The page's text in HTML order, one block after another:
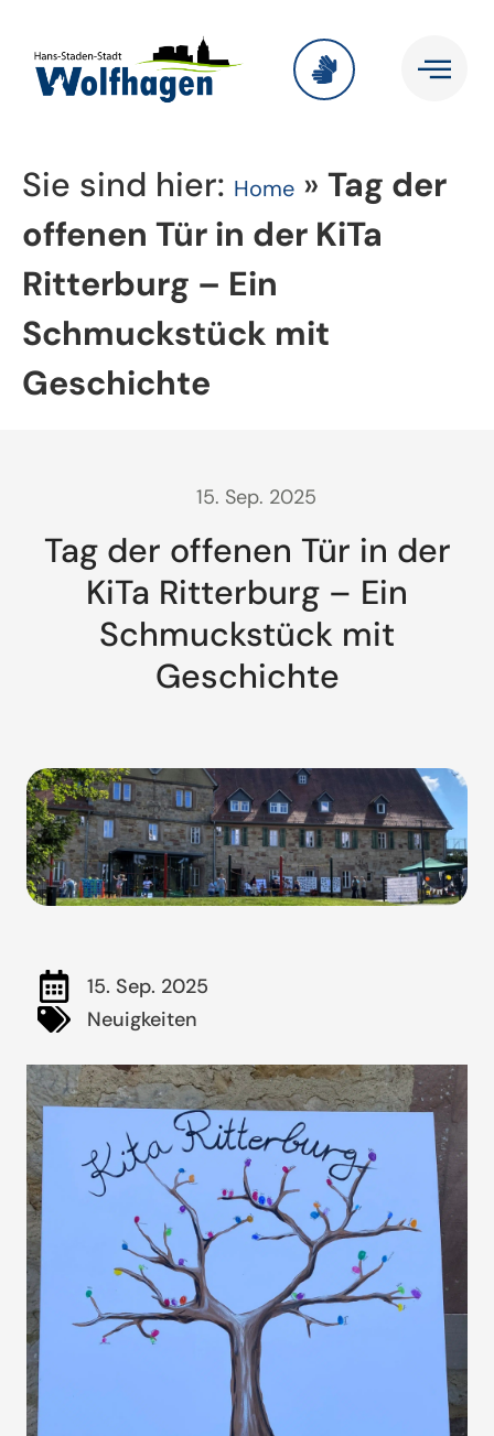
Sie sind hier: Home » Tag der
offenen Tür in der KiTa
Ritterburg – Ein
Schmuckstück mit
Geschichte
15. Sep. 2025
Tag der offenen Tür in der
KiTa Ritterburg – Ein
Schmuckstück mit
Geschichte
15. Sep. 2025
Neuigkeiten